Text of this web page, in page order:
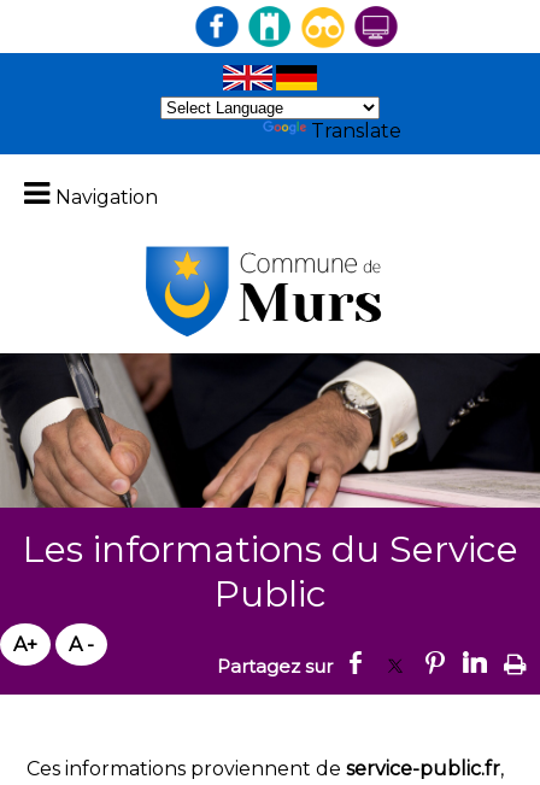
Translate
Navigation
Les informations du Service
Public
Ces informations proviennent deservice-public.fr,